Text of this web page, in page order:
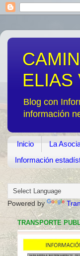
ELIAS
Blog con
información
Inicio La
Información
Powered by
TRANSPORTE